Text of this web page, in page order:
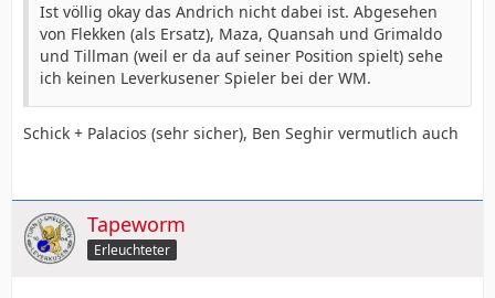
Ist völlig okay das Andrich nicht dabei ist. Abgesehen
von Flekken (als Ersatz), Maza, Quansah und Grimaldo
und Tillman (weil er da auf seiner Position spielt) sehe
ich keinen Leverkusener Spieler bei der WM.
Schick + Palacios (sehr sicher), Ben Seghir vermutlich auch
Tapeworm
Erleuchteter